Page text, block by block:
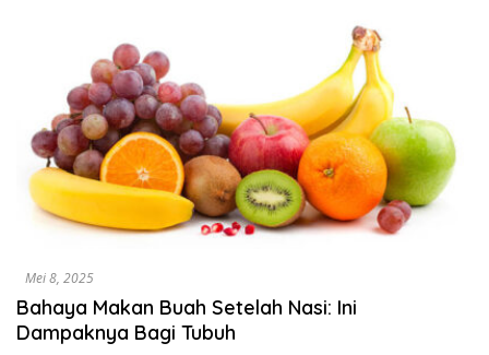
Mei 8, 2025
Bahaya Makan Buah Setelah Nasi: Ini
Dampaknya Bagi Tubuh